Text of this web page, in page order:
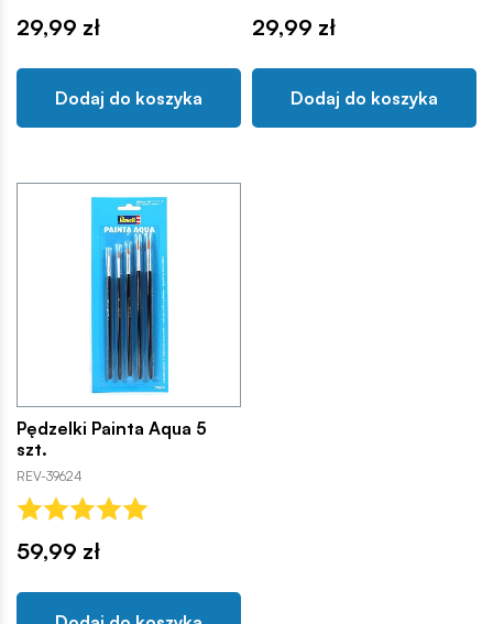
29,99 zł
Dodaj do koszyka
29,99 zł
Dodaj do koszyka
Pędzelki Painta Aqua 5
szt.
REV-39624
59,99 zł